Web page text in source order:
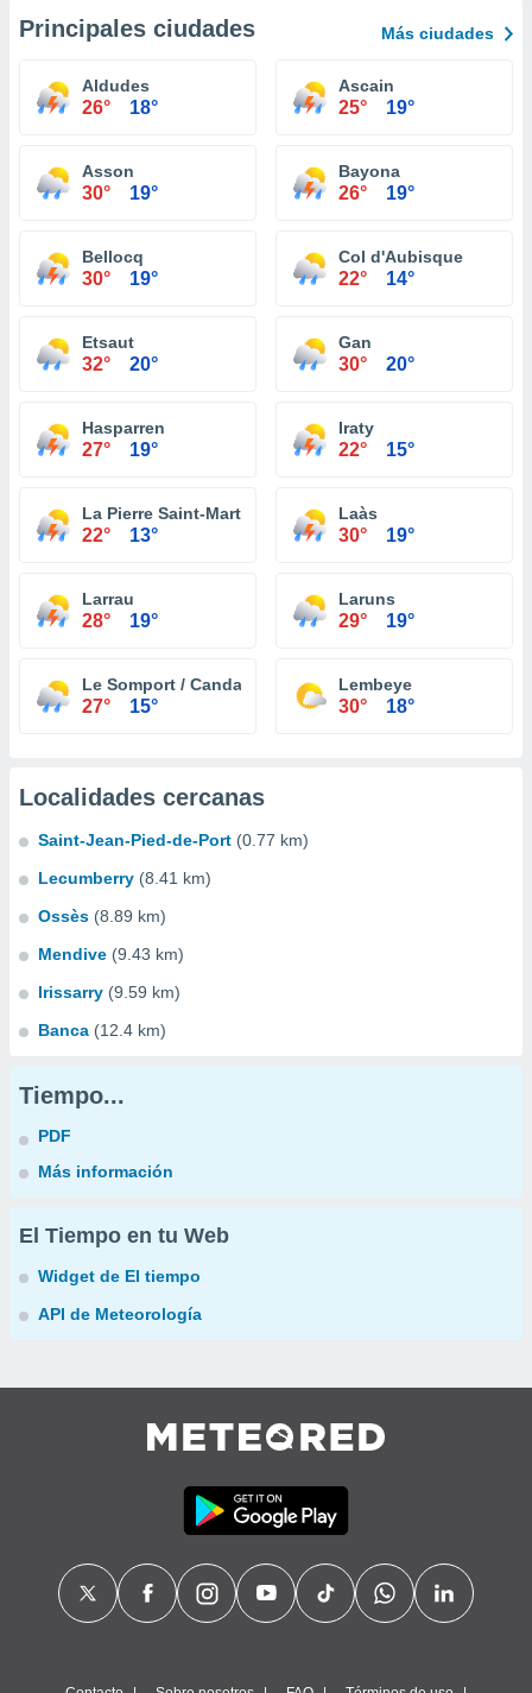
Principales ciudades Más ciudades
Aldudes
26° 18°
Ascain
25° 19°
Asson
30° 19°
Bayona
26° 19°
Bellocq
30° 19°
Col d'Aubisque
22° 14°
Etsaut
32° 20°
Gan
30° 20°
Hasparren
27° 19°
Iraty
22° 15°
La Pierre Saint-Martin
22° 13°
Laàs
30° 19°
Larrau
28° 19°
Laruns
29° 19°
Le Somport / Candanchu
27° 15°
Lembeye
30° 18°
Localidades cercanas
Saint-Jean-Pied-de-Port (0.77 km)
Lecumberry (8.41 km)
Ossès (8.89 km)
Mendive (9.43 km)
Irissarry (9.59 km)
Banca (12.4 km)
Tiempo...
PDF
Más información
El Tiempo en tu Web
Widget de El tiempo
API de Meteorología